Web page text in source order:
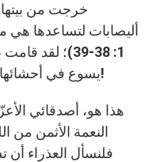
خرجت من
أليصابات لتساعدها هي
1: 38-39)؛
يسوع في أحشائها. وهذا الفعل قامت به على عجل!
هذا هو، أصدقائي
النعمة الأثمن من
فلنسأل العذراء